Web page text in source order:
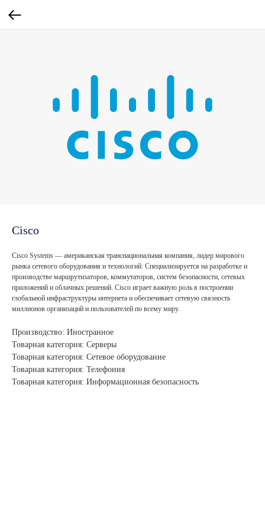
Cisco
Cisco Systems — американская транснациональная компания, лидер мирового
рынка сетевого оборудования и технологий. Специализируется на разработке и
производстве маршрутизаторов, коммутаторов, систем безопасности, сетевых
приложений и облачных решений. Cisco играет важную роль в построении
глобальной инфраструктуры интернета и обеспечивает сетевую связность
миллионов организаций и пользователей по всему миру.
Производство: Иностранное
Товарная категория: Серверы
Товарная категория: Сетевое оборудование
Товарная категория: Телефония
Товарная категория: Информационная безопасность